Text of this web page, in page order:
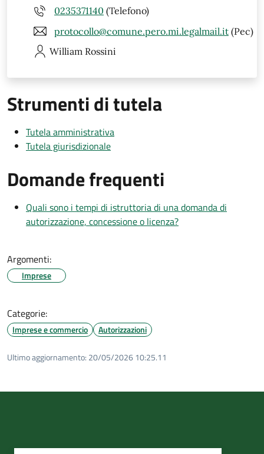
0235371140 (Telefono)
protocollo@comune.pero.mi.legalmail.it (Pec)
William Rossini
Strumenti di tutela
Tutela amministrativa
Tutela giurisdizionale
Domande frequenti
Quali sono i tempi di istruttoria di una domanda di
autorizzazione, concessione o licenza?
Argomenti:
Imprese
Categorie:
Imprese e commercio Autorizzazioni
Ultimo aggiornamento: 20/05/2026 10:25.11